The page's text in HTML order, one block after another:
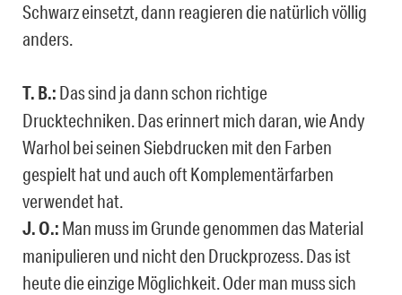
Schwarz einsetzt, dann reagieren die natürlich völlig
anders.
T. B.: Das sind ja dann schon richtige
Drucktechniken. Das erinnert mich daran, wie Andy
Warhol bei seinen Siebdrucken mit den Farben
gespielt hat und auch oft Komplementärfarben
verwendet hat.
J. O.: Man muss im Grunde genommen das Material
manipulieren und nicht den Druckprozess. Das ist
heute die einzige Möglichkeit. Oder man muss sich